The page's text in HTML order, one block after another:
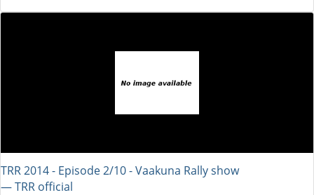
TRR 2014 - Episode 2/10 - Vaakuna Rally show
― TRR official